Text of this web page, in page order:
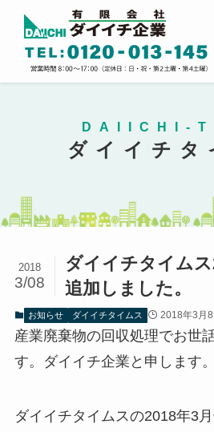
DAIICHI-
ダイイチタ
ダイイチタイム
追加しました。
2018
3/08
お知らせ ダイイチタイムス 2018年3月8
産業廃棄物の回収処理でお世
す。ダイイチ企業と申します。
ダイイチタイムスの2018年3